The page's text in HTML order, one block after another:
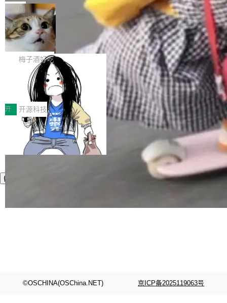
可控性和代码质量提出了更高要求。 首先是数据
安全与合规要求。对于大多数普通研发场景，公
有云模型能够满足快速试用和效率提升的需求。
但对于金融、能源、医疗等对数据安全要求较...
各业的Agent走向规模化建设，算力构成形态逐
渐丰富，用户关注的重点也在发生变化：不只是
让AI用起来，还要进一步看清混合算力时代下，
Token花在哪里、算力是否被充分利用，以及持
续增长的AI成本该如何优化。 深信服AI算力网关
正是围绕这些实际问题，从Token治理和成本治
理两个方面，让用户的每一份算力都看得清、管
得住、用得稳、省得下、更安全！ 一、从现在开
始，Token使用一目...
Bigtable 作者之一。TensorFlow 的作者之一。
Gemini 的架构师。Google 首席科学家。 Jeff D
ean 在 Google 工作了 27 年后，宣布离职。 他
不是一个人走。一同离开的还有 Sanjay Ghema
wat（Google 员工编号 23，Jeff Dean 二十多
年的编程搭档，MapReduce 和 Bigtable 的共同
作者）、Quoc Le（Google 大脑核心成员，Se
q2Seq 和 DocAI 的共同发明人）以及 Oriol Vin
yals（Gemini 联合负责人，AlphaSta...
局
🔥 SolonCode v2026.8.4 发布：界面
字体可调、22 种语言、记忆搜索增强
打开终端就能上岗的全中文编码智能体，这一轮
把「看得清、用母语、记得住」三件事一次补
齐。 SolonCode 是什么 SolonCode 是杭州无
耳科技研发的企业级终端编码智能体——一位全
中文驱动的数字员工，自主理解需求、规划步
骤、编写代码。不挑模型、不挑平台，curl 一行
装完即用。 开源地址：Gitee · GitCode · GitHu
b 安装 支持 Java 8+（8~26）、macOS / Linu
x / Windows / Harmony PC。 # macOS / Linu
x / Harmony PC curl -fsSL https://solon.noea
梅子酒好吃
让“代码语义理解”深度释放AI Coding
价值潜能：华为云码道（CodeArts）
代码仓技术解析
一、代码仓深度理解技术的作用与价值 在软件工
程实践中，代码仓是企业核心知识资产的主要载
体。企业级代码仓库通常包含数十万乃至数百万
个文件，其规模远超单次模型调用可承载的上下
文窗口。随着项目规模的持续扩张与代码历史的
不断累积，代码仓中的模块关系、接口契约、业
务逻辑等关键信息往往分散于数十乃至数百个文
件之中，形成高度复杂的知识关联网络。传统的
开 开源科技
©OSCHINA(OSChina.NET) 京ICP备2025119063号